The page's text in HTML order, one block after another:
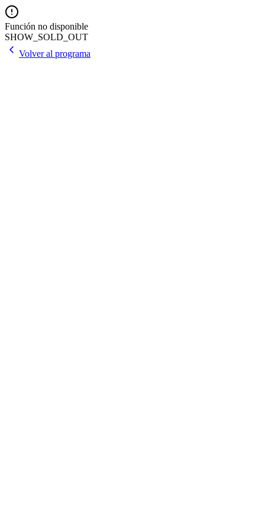
Función no disponible
SHOW_SOLD_OUT
Volver al programa